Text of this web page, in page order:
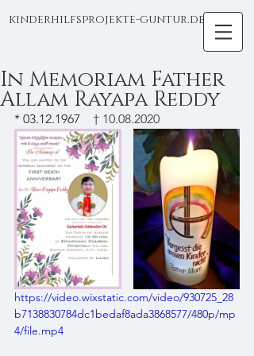
kinderhilfsprojekte-guntur.de
In Memoriam Father
Allam Rayapa Reddy
* 03.12.1967 † 10.08.2020
https://video.wixstatic.com/video/930725_28
b7138830784dc1bedaf8ada3868577/480p/mp
4/file.mp4